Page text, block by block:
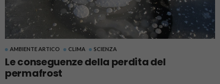
AMBIENTE ARTICO CLIMA SCIENZA
Le conseguenze della perdita del
permafrost